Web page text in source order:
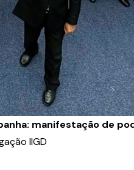
manifestação de
IIGD